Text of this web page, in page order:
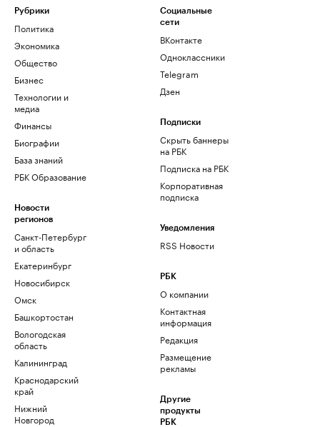
Рубрики
Политика
Экономика
Общество
Бизнес
Технологии и
медиа
Финансы
Биографии
База знаний
РБК Образование
Новости
регионов
Санкт-Петербург
и область
Екатеринбург
Новосибирск
Омск
Башкортостан
Вологодская
область
Калининград
Краснодарский
край
Нижний
Новгород
Социальные
сети
ВКонтакте
Одноклассники
Telegram
Дзен
Подписки
Скрыть баннеры
на РБК
Подписка на РБК
Корпоративная
подписка
Уведомления
RSS Новости
РБК
О компании
Контактная
информация
Редакция
Размещение
рекламы
Другие
продукты
РБК